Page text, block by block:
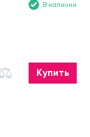
В наличии
Купить